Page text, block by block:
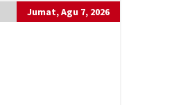
Jumat, Agu 7, 2026